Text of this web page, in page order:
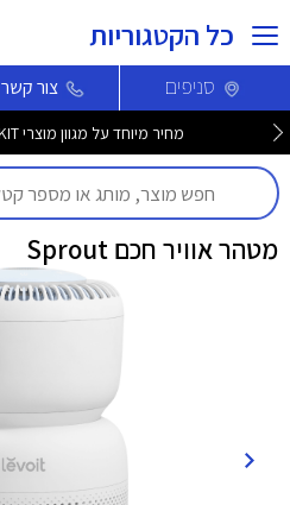
כל הקטגוריות
סניפים צור קשר
מחיר מיוחד על מגוון מוצרי PETKIT לחברי מועדון >>
מטהר אוויר חכם Sprout